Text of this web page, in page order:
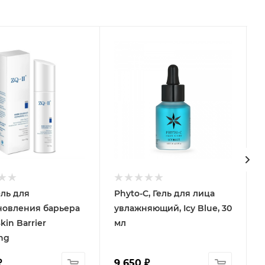
для
барьера
Barrier
Phyto-C, Гель для лица
увлажняющий, Icy Blue, 30
мл